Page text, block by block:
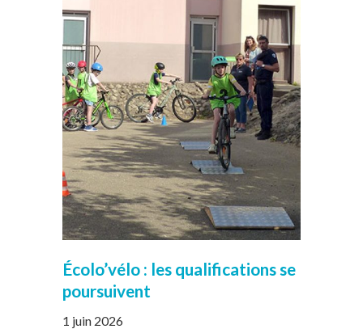
Écolo’vélo : les qualifications se
poursuivent
1 juin 2026